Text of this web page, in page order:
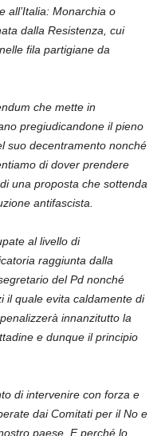
all’Italia: Monarchia o
dalla Resistenza, cui
fila partigiane da
che mette in
pregiudicandone il pieno
suo decentramento nonché
di dover prendere
una proposta che sottenda
antifascista.
al livello di
raggiunta dalla
del Pd nonché
il quale evita caldamente di
innanzitutto la
e dunque il principio
di intervenire con forza e
dai Comitati per il No e
paese. E perché lo